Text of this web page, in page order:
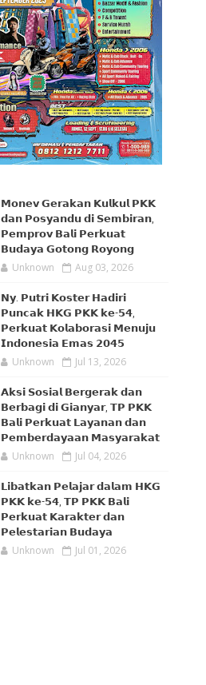
𝗠𝗼𝗻𝗲𝘃 𝗚𝗲𝗿𝗮𝗸𝗮𝗻 𝗞𝘂𝗹𝗸𝘂𝗹 𝗣𝗞𝗞
𝗱𝗮𝗻 𝗣𝗼𝘀𝘆𝗮𝗻𝗱𝘂 𝗱𝗶 𝗦𝗲𝗺𝗯𝗶𝗿𝗮𝗻,
𝗣𝗲𝗺𝗽𝗿𝗼𝘃 𝗕𝗮𝗹𝗶 𝗣𝗲𝗿𝗸𝘂𝗮𝘁
𝗕𝘂𝗱𝗮𝘆𝗮 𝗚𝗼𝘁𝗼𝗻𝗴 𝗥𝗼𝘆𝗼𝗻𝗴
Unknown Aug 03, 2026
𝗡𝘆. 𝗣𝘂𝘁𝗿𝗶 𝗞𝗼𝘀𝘁𝗲𝗿 𝗛𝗮𝗱𝗶𝗿𝗶
𝗣𝘂𝗻𝗰𝗮𝗸 𝗛𝗞𝗚 𝗣𝗞𝗞 𝗸𝗲-𝟱𝟰,
𝗣𝗲𝗿𝗸𝘂𝗮𝘁 𝗞𝗼𝗹𝗮𝗯𝗼𝗿𝗮𝘀𝗶 𝗠𝗲𝗻𝘂𝗷𝘂
𝗜𝗻𝗱𝗼𝗻𝗲𝘀𝗶𝗮 𝗘𝗺𝗮𝘀 𝟮𝟬𝟰𝟱
Unknown Jul 13, 2026
𝗔𝗸𝘀𝗶 𝗦𝗼𝘀𝗶𝗮𝗹 𝗕𝗲𝗿𝗴𝗲𝗿𝗮𝗸 𝗱𝗮𝗻
𝗕𝗲𝗿𝗯𝗮𝗴𝗶 𝗱𝗶 𝗚𝗶𝗮𝗻𝘆𝗮𝗿, 𝗧𝗣 𝗣𝗞𝗞
𝗕𝗮𝗹𝗶 𝗣𝗲𝗿𝗸𝘂𝗮𝘁 𝗟𝗮𝘆𝗮𝗻𝗮𝗻 𝗱𝗮𝗻
𝗣𝗲𝗺𝗯𝗲𝗿𝗱𝗮𝘆𝗮𝗮𝗻 𝗠𝗮𝘀𝘆𝗮𝗿𝗮𝗸𝗮𝘁
Unknown Jul 04, 2026
𝗟𝗶𝗯𝗮𝘁𝗸𝗮𝗻 𝗣𝗲𝗹𝗮𝗷𝗮𝗿 𝗱𝗮𝗹𝗮𝗺 𝗛𝗞𝗚
𝗣𝗞𝗞 𝗸𝗲-𝟱𝟰, 𝗧𝗣 𝗣𝗞𝗞 𝗕𝗮𝗹𝗶
𝗣𝗲𝗿𝗸𝘂𝗮𝘁 𝗞𝗮𝗿𝗮𝗸𝘁𝗲𝗿 𝗱𝗮𝗻
𝗣𝗲𝗹𝗲𝘀𝘁𝗮𝗿𝗶𝗮𝗻 𝗕𝘂𝗱𝗮𝘆𝗮
Unknown Jul 01, 2026